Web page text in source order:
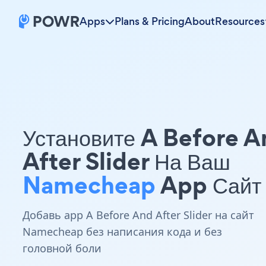
Apps Plans & PricingAboutResources
Установите A Before
After Slider На Ваш
NamecheapApp Сайт
Добавь app A Before And After Slider на сайт
Namecheap без написания кода и без
головной боли